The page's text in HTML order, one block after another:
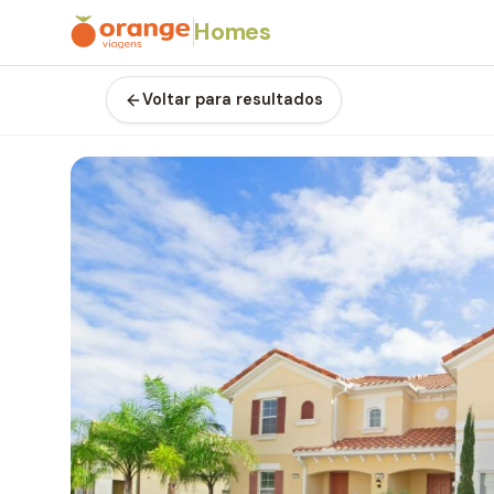
Homes
Voltar para resultados